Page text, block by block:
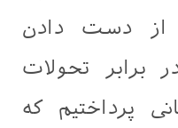
از دست دادن
برابر تحولات
پرداختیم که